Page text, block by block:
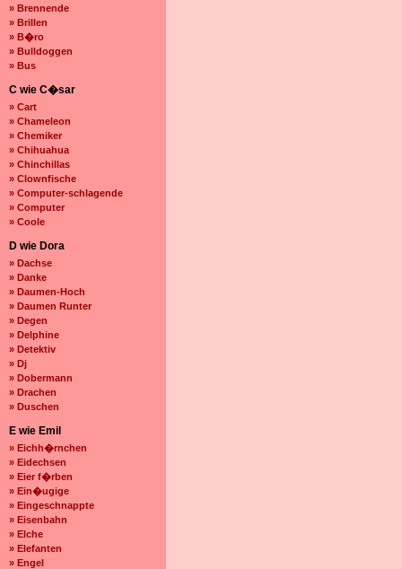
» Brennende
» Brillen
» B�ro
» Bulldoggen
» Bus
C wie C�sar
» Cart
» Chameleon
» Chemiker
» Chihuahua
» Chinchillas
» Clownfische
» Computer-schlagende
» Computer
» Coole
D wie Dora
» Dachse
» Danke
» Daumen-Hoch
» Daumen Runter
» Degen
» Delphine
» Detektiv
» Dj
» Dobermann
» Drachen
» Duschen
E wie Emil
» Eichh�rnchen
» Eidechsen
» Eier f�rben
» Ein�ugige
» Eingeschnappte
» Eisenbahn
» Elche
» Elefanten
» Engel